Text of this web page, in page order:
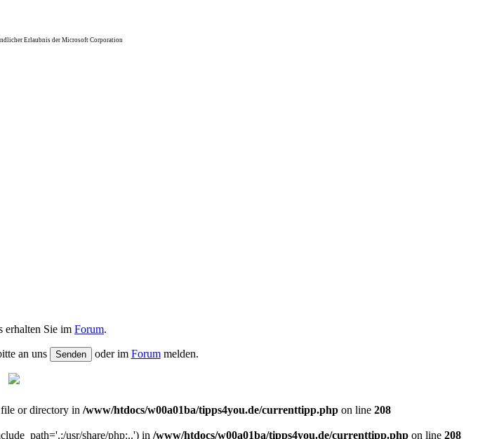
Erlaubnis der Microsoft Corporation
erhalten Sie im Forum.
an uns oder im Forummelden.
or directory in /www/htdocs/w00a01ba/tipps4you.de/currenttipp.php on line 208
usr/share/php:..') in /www/htdocs/w00a01ba/tipps4you.de/currenttipp.php on line 208